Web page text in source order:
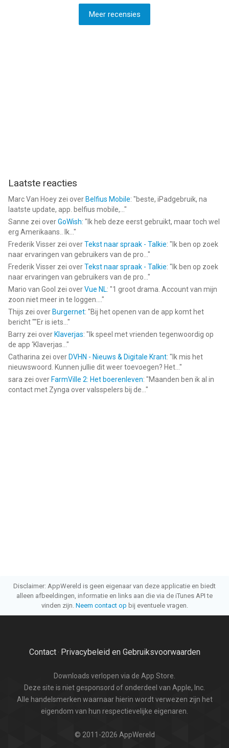
Meer recensies
Laatste reacties
Marc Van Hoey zei over Belfius Mobile: "beste, iPadgebruik, na
laatste update, app. belfius mobile,... "
Sanne zei overGoWish: " Ik heb deze eerst gebruikt, maar toch wel
erg Amerikaans.. Ik... "
Frederik Visser zei overTekst naar spraak - Talkie: " Ik ben op zoek
naar ervaringen van gebruikers van de pro... "
Frederik Visser zei overTekst naar spraak - Talkie: " Ik ben op zoek
naar ervaringen van gebruikers van de pro... "
Mario van Gool zei overVue NL: "1 groot drama. Account van mijn
zoon niet meer in te loggen.... "
Thijs zei over Burgernet: "Bij het openen van de app komt het
bericht ""Er is iets... "
Barry zei over Klaverjas: " Ik speel met vrienden tegenwoordig op
de app ‘Klaverjas... "
Catharina zei over DVHN - Nieuws & Digitale Krant: " Ik mis het
nieuwswoord. Kunnen jullie dit weer toevoegen? Het... "
sara zei over FarmVille 2: Het boerenleven: "Maanden ben ik al in
contact met Zynga over valsspelers bij de... "
Disclaimer: AppWereld is geen eigenaar van deze applicatie en biedt
alleen afbeeldingen, informatie en links aan die via de iTunes API te
vinden zijn. Neem contact op bij eventuele vragen.
Contact· Privacybeleid en Gebruiksvoorwaarden
Downloads verlopen via de App Store.
Deze site is niet gesponsord of onderdeel van Apple, Inc.
Alle handelsmerken waarnaar hierin wordt verwezen zijn het
eigendom van hun respectievelijke eigenaren.
© 2011-2026 AppWereld